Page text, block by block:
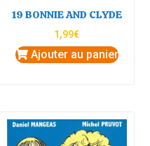
19 BONNIE AND CLYDE
1,99€
Ajouter au panier